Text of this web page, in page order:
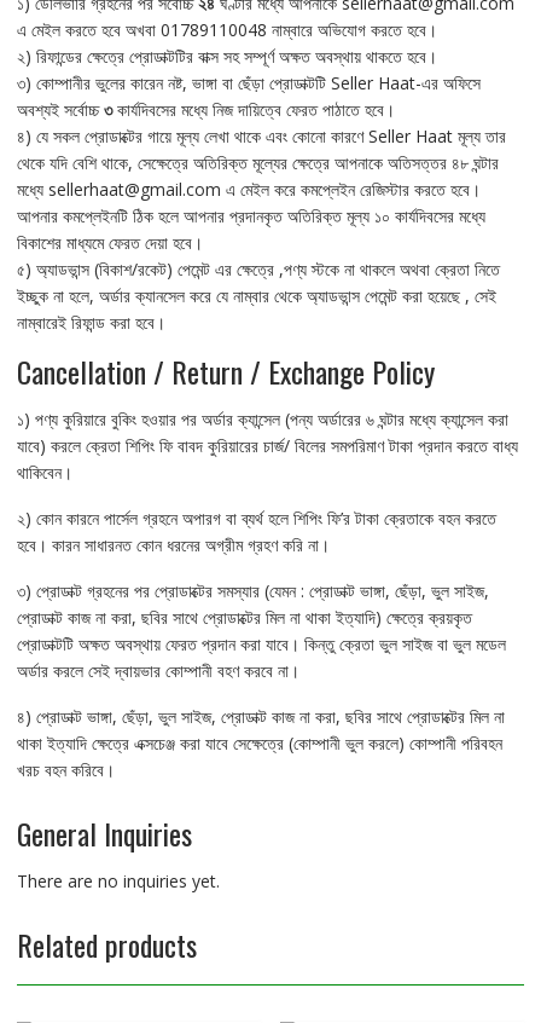
এ মেইল করতে হবে অখবা 01789110048 নাম্বারে অভিযোগ করতে হবে।
২) রিফান্ডের ক্ষেত্রে প্রোডাক্টটির বাক্স সহ সম্পূর্ণ অক্ষত অবস্থায় থাকতে হবে।
৩) কোম্পানীর ভুলের কারেন নষ্ট, ভাঙ্গা বা ছেঁড়া প্রোডাক্টটি Seller Haat-এর অফিসে
অবশ্যই সর্বোচ্চ৩কার্যদিবসের মধ্যে নিজ দায়িত্বে ফেরত পাঠাতে হবে।
৪) যে সকল প্রোডাক্টের গায়ে মূল্য লেখা থাকে এবং কোনো কারণে Seller Haat মূল্য তার
থেকে যদি বেশি থাকে, সেক্ষেত্রে অতিরিক্ত মূল্যের ক্ষেত্রে আপনাকে অতিসত্তর ৪৮ ঘন্টার
মধ্যে sellerhaat@gmail.com এ মেইল করে কমপ্লেইন রেজিস্টার করতে হবে।
আপনার কমপ্লেইনটি ঠিক হলে আপনার প্রদানকৃত অতিরিক্ত মূল্য ১০ কার্যদিবসের মধ্যে
বিকাশের মাধ্যমে ফেরত দেয়া হবে।
৫) অ্যাডভান্স (বিকাশ/রকেট) পেমেন্ট এর ক্ষেত্রে ,পণ্য স্টকে না থাকলে অথবা ক্রেতা নিতে
ইচ্ছুক না হলে, অর্ডার ক্যানসেল করে যে নাম্বার থেকে অ্যাডভান্স পেমেন্ট করা হয়েছে , সেই
নাম্বারেই রিফান্ড করা হবে।
Cancellation / Return / Exchange Policy
১) পণ্য কুরিয়ারে বুকিং হওয়ার পর অর্ডার ক্যান্সেল (পন্য অর্ডারের ৬ ঘন্টার মধ্যে ক্যান্সেল করা
যাবে) করলে ক্রেতা শিপিং ফি বাবদ কুরিয়ারের চার্জ/ বিলের সমপরিমাণ টাকা প্রদান করতে বাধ্য
থাকিবেন।
২) কোন কারনে পার্সেল গ্রহনে অপারগ বা ব্যর্থ হলে শিপিং ফি’র টাকা ক্রেতাকে বহন করতে
হবে। কারন সাধারনত কোন ধরনের অগ্রীম গ্রহণ করি না।
৩) প্রোডাক্ট গ্রহনের পর প্রোডাক্টের সমস্যার (যেমন : প্রোডাক্ট ভাঙ্গা, ছেঁড়া, ভুল সাইজ,
প্রোডাক্ট কাজ না করা, ছবির সাথে প্রোডাক্টের মিল না থাকা ইত্যাদি) ক্ষেত্রে ক্রয়কৃত
প্রোডাক্টটি অক্ষত অবস্থায় ফেরত প্রদান করা যাবে। কিন্তু ক্রেতা ভুল সাইজ বা ভুল মডেল
অর্ডার করলে সেই দ্বায়ভার কোম্পানী বহণ করবে না।
৪) প্রোডাক্ট ভাঙ্গা, ছেঁড়া, ভুল সাইজ, প্রোডাক্ট কাজ না করা, ছবির সাথে প্রোডাক্টের মিল না
থাকা ইত্যাদি ক্ষেত্রে এক্সচেঞ্জ করা যাবে সেক্ষেত্রে (কোম্পানী ভুল করলে) কোম্পানী পরিবহন
খরচ বহন করিবে।
General Inquiries
There are no inquiries yet.
Related products